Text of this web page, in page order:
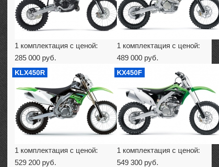
1 комплектация с ценой:
285 000 руб.
1 комплектация с ценой:
489 000 руб.
KLX450R
1 комплектация с ценой:
529 200 руб.
KX450F
1 комплектация с ценой:
549 300 руб.